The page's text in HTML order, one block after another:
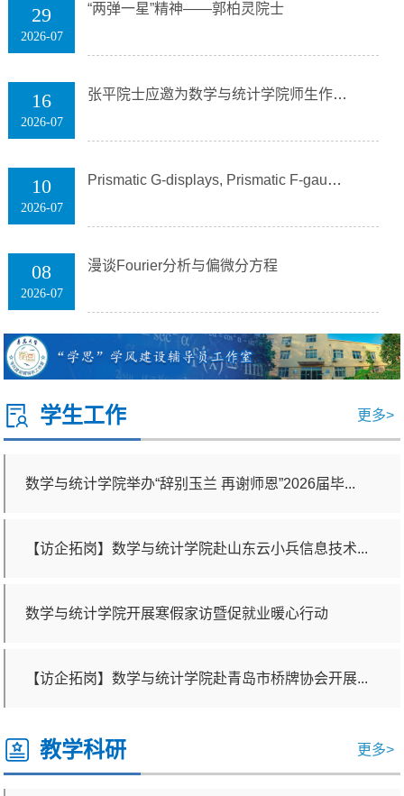
数学与统计学院举办“辞别玉兰 再谢师恩”2026届毕业生毕业仪式暨
发仪式
29
2026-07
“两弹一星”精神——郭柏灵院士
16
2026-07
张平院士应邀为数学与统计学院师生作专题报告
10
2026-07
Prismatic G-displays, Prismatic F-gauges and Good Reducti...
08
2026-07
漫谈Fourier分析与偏微分方程
学生工作 更多>
数学与统计学院举办“辞别玉兰 再谢师恩”2026届毕...
【访企拓岗】数学与统计学院赴山东云小兵信息技术...
数学与统计学院开展寒假家访暨促就业暖心行动
【访企拓岗】数学与统计学院赴青岛市桥牌协会开展...
教学科研 更多>